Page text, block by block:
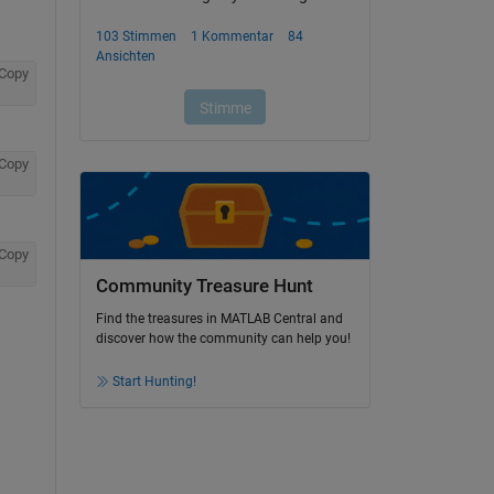
Copy
Copy
Copy
Community Treasure Hunt
Find the treasures in MATLAB Central and
discover how the community can help you!
Start Hunting!